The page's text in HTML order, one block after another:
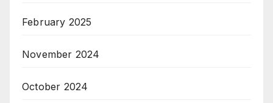
February 2025
November 2024
October 2024